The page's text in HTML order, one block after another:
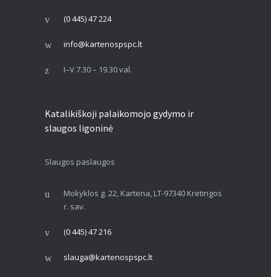
(0 445) 47 224
info@kartenospspc.lt
I–V 7.30 – 19.30 val.
Katalikiškoji palaikomojo gydymo ir
slaugos ligoninė
Slaugos paslaugos
Mokyklos g. 22, Kartena, LT-97340 Kretingos
r. sav.
(0 445) 47 216
slauga@kartenospspc.lt